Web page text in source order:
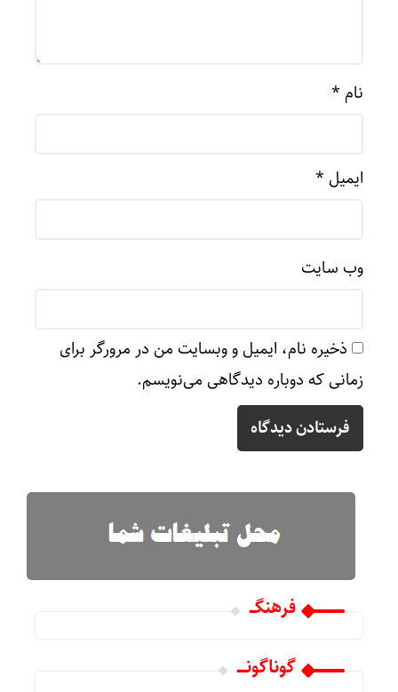
نام *
ایمیل *
وب‌ سایت
ذخیره نام، ایمیل و وبسایت من در مرورگر برای
زمانی که دوباره دیدگاهی می‌نویسم.
فرهنگـــ
گوناگونـــــ